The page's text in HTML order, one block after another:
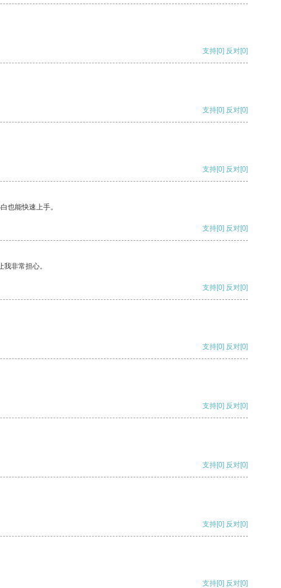
支持[0] 反对[0]
支持[0] 反对[0]
支持[0] 反对[0]
也能快速上手。
支持[0] 反对[0]
非常担心。
支持[0] 反对[0]
支持[0] 反对[0]
支持[0] 反对[0]
支持[0] 反对[0]
支持[0] 反对[0]
支持[0] 反对[0]